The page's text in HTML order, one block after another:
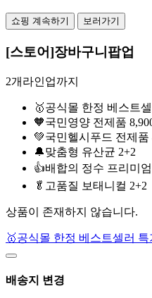
쇼핑 계속하기 보러가기
[스토어]장바구니팝업
2개라인업까지
🥇공식몰 한정 베스트
🧡국민영양 전제품
💚국민헬시푸드 전제품
🔔맞춤형 유산균 2+2
👍배합의 정수 프리미
🥬고품질 보태니컬 2+2
상품이 존재하지 않습니다.
🥇공식몰 한정 베스트셀러 특
배송지 변경